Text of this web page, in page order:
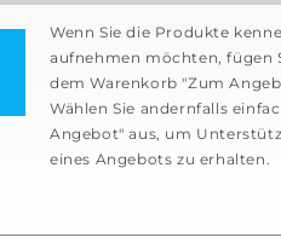
Wenn Sie die Produkte
aufnehmen möchten, fügen
dem Warenkorb "Zum
Wählen Sie andernfalls
Angebot" aus, um
eines Angebots zu erhalten.